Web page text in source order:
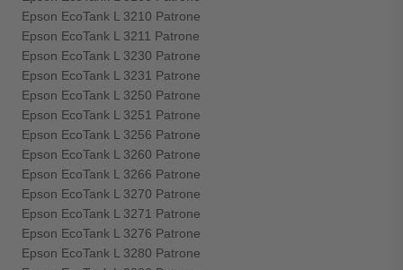
Epson EcoTank L 3210 Patrone
Epson EcoTank L 3211 Patrone
Epson EcoTank L 3230 Patrone
Epson EcoTank L 3231 Patrone
Epson EcoTank L 3250 Patrone
Epson EcoTank L 3251 Patrone
Epson EcoTank L 3256 Patrone
Epson EcoTank L 3260 Patrone
Epson EcoTank L 3266 Patrone
Epson EcoTank L 3270 Patrone
Epson EcoTank L 3271 Patrone
Epson EcoTank L 3276 Patrone
Epson EcoTank L 3280 Patrone